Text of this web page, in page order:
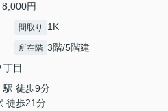
円
間取り 1K
所在階 3階/5階建
丁目
駅 徒歩9分
徒歩21分